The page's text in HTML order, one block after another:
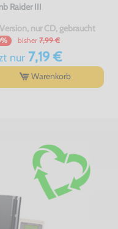
Raider III
nur CD, gebraucht
bisher 7,99 €
nur7,19 €
Warenkorb